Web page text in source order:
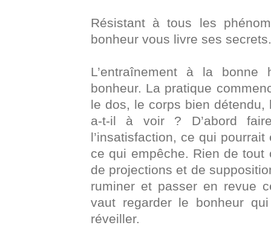
Résistant à tous les
bonheur vous livre ses secrets.
L’entraînement à la
bonheur. La pratique
le dos, le corps bien détendu,
a-t-il à voir ? D’abord
l’insatisfaction, ce qui
ce qui empêche. Rien de tout
de projections et de
ruminer et passer en revue
vaut regarder le bonheur
réveiller.